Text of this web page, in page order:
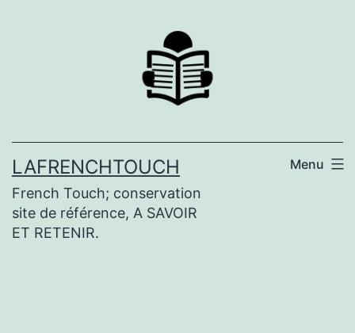
LAFRENCHTOUCH
French Touch; conservation
site de référence, A SAVOIR
ET RETENIR.
Menu